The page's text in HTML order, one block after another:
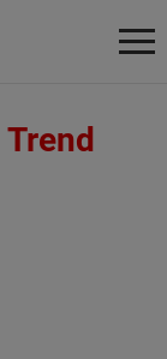
Trend